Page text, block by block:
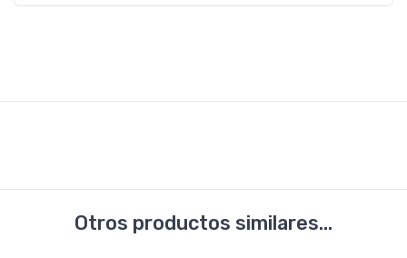
Otros productos similares...